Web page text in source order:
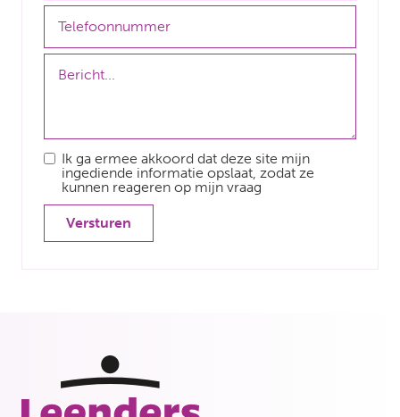
Ik ga ermee akkoord dat deze site mijn
ingediende informatie opslaat, zodat ze
kunnen reageren op mijn vraag
Versturen